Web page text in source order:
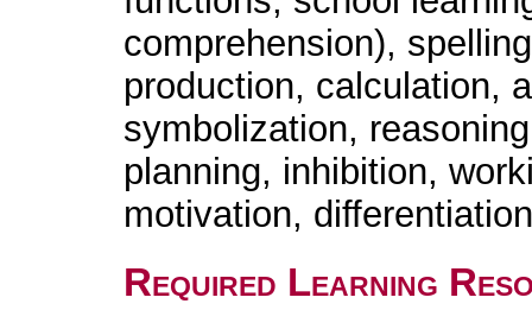
comprehension),
production, calculation,
symbolization,
planning, inhibition,
motivation,
Required Learning